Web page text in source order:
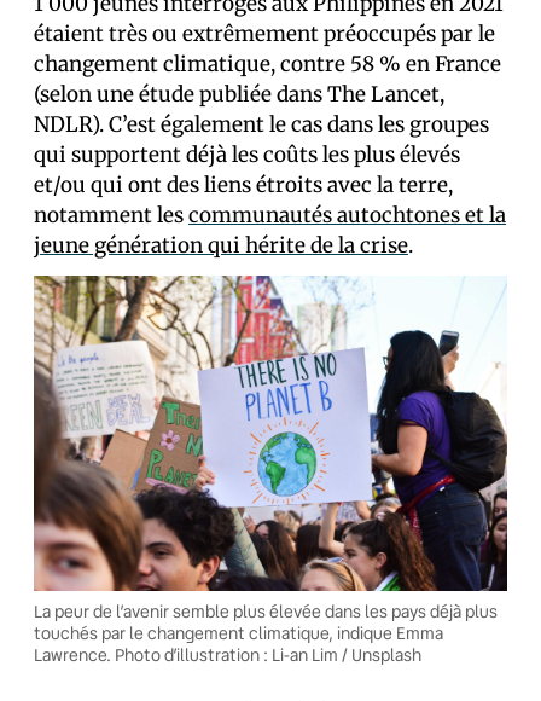
étaient très ou extrêmement préoccupés par le
changement climatique, contre 58 % en France
(selon une étude publiée dans The Lancet,
NDLR). C’est également le cas dans les groupes
qui supportent déjà les coûts les plus élevés
et/ou qui ont des liens étroits avec la terre,
notamment lescommunautés autochtones et la
jeune génération qui hérite de la crise.
La peur de l’avenir semble plus élevée dans les pays déjà plus
touchés par le changement climatique, indique Emma
Lawrence. Photo d’illustration : Li-an Lim / Unsplash